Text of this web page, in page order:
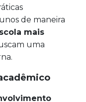
de maneira
mais
uma